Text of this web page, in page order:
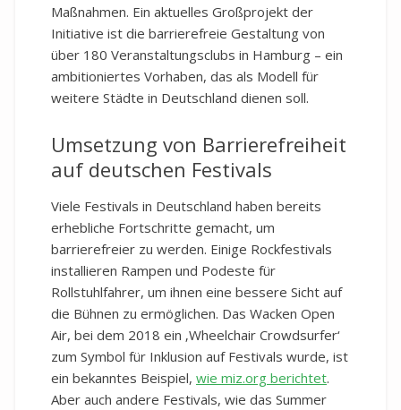
Maßnahmen. Ein aktuelles Großprojekt der
Initiative ist die barrierefreie Gestaltung von
über 180 Veranstaltungsclubs in Hamburg – ein
ambitioniertes Vorhaben, das als Modell für
weitere Städte in Deutschland dienen soll.
Umsetzung von Barrierefreiheit
auf deutschen Festivals
Viele Festivals in Deutschland haben bereits
erhebliche Fortschritte gemacht, um
barrierefreier zu werden. Einige Rockfestivals
installieren Rampen und Podeste für
Rollstuhlfahrer, um ihnen eine bessere Sicht auf
die Bühnen zu ermöglichen. Das Wacken Open
Air, bei dem 2018 ein ‚Wheelchair Crowdsurfer‘
zum Symbol für Inklusion auf Festivals wurde, ist
ein bekanntes Beispiel, wie miz.org berichtet.
Aber auch andere Festivals, wie das Summer